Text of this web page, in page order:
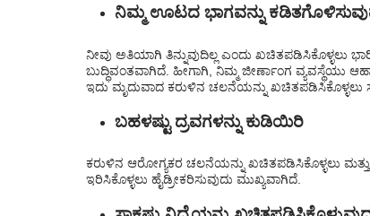
ನಿಮ್ಮ ಊಟದ ಭಾಗವನ್ನು
ನೀವು ಅತಿಯಾಗಿ ತಿನ್ನುವುದಿಲ್ಲ ಎಂದು ಖಚಿತಪಡಿಸಿಕೊಳ್ಳಲು
ಬುದ್ಧಿವಂತವಾಗಿದೆ. ಹೀಗಾಗಿ, ನಿಮ್ಮ ಜೀರ್ಣಾಂಗ ವ್ಯವಸ್ಥೆಯು
ಇದು ಮೃದುವಾದ ಕರುಳಿನ ಚಲನೆಯನ್ನು ಖಚಿತಪಡಿಸಿಕೊಳ್ಳಲು
ಬಹಳಷ್ಟು ದ್ರವಗಳನ್ನು ಕುಡಿಯಿರಿ
ಕರುಳಿನ ಆರೋಗ್ಯಕರ ಚಲನೆಯನ್ನು ಖಚಿತಪಡಿಸಿಕೊಳ್ಳಲು
ಇರಿಸಿಕೊಳ್ಳಲು ಹೈಡ್ರೀಕರಿಸುವುದು ಮುಖ್ಯವಾಗಿದೆ.